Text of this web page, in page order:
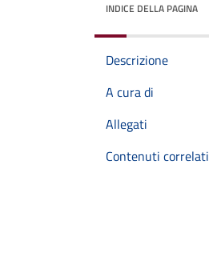
INDICE DELLA PAGINA
Descrizione
A cura di
Allegati
Contenuti correlati